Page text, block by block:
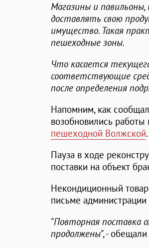
Магазины и
доставлять свою
имущество. Такая
пешеходные зоны.
Что касается
соответствующие
после определения
Напомним, как
возобновились работы
пешеходной Волжской.
Пауза в ходе
поставки на объект
Некондиционный
письме
"Повторная поставка
продолжены", -